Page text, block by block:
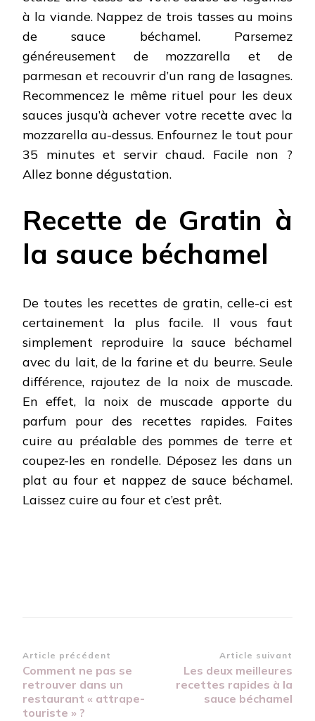
à la viande. Nappez de trois tasses au moins
de sauce béchamel. Parsemez
généreusement de mozzarella et de
parmesan et recouvrir d’un rang de lasagnes.
Recommencez le même rituel pour les deux
sauces jusqu’à achever votre recette avec la
mozzarella au-dessus. Enfournez le tout pour
35 minutes et servir chaud. Facile non ?
Allez bonne dégustation.
Recette de Gratin à
la sauce béchamel
De toutes les recettes de gratin, celle-ci est
certainement la plus facile. Il vous faut
simplement reproduire la sauce béchamel
avec du lait, de la farine et du beurre. Seule
différence, rajoutez de la noix de muscade.
En effet, la noix de muscade apporte du
parfum pour des recettes rapides. Faites
cuire au préalable des pommes de terre et
coupez-les en rondelle. Déposez les dans un
plat au four et nappez de sauce béchamel.
Laissez cuire au four et c’est prêt.
Navigation
d’article
Article précédent
Comment ne pas se
retrouver dans un
restaurant « attrape-
touriste » ?
Article suivant
Les deux meilleures
recettes rapides à la
sauce béchamel